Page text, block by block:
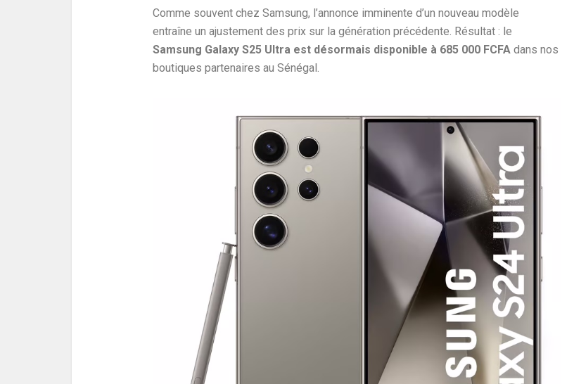
Comme souvent chez Samsung, l’annonce imminente d’un nouveau modèle
entraîne un ajustement des prix sur la génération précédente. Résultat : le
Samsung Galaxy S25 Ultra est désormais disponible à 685 000 FCFA dans nos
boutiques partenaires au Sénégal.